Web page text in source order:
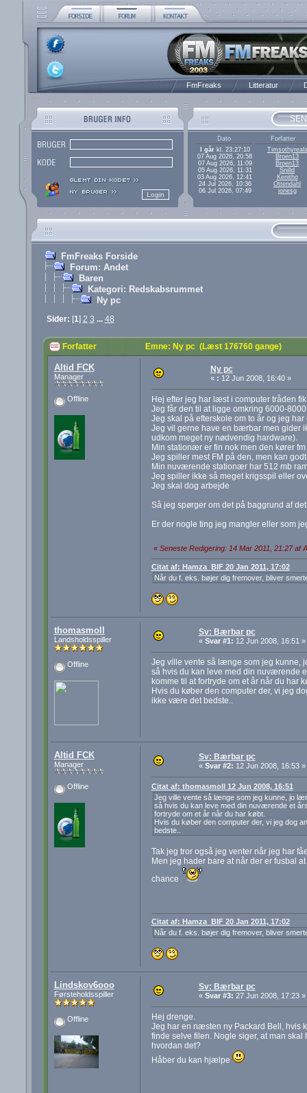
FmFreaks Litteratur
Dato
Forfatter
I gårkl. 23:27:10
Timsothyreala
07 Aug 2026, 20:58
Broen13
07 Aug 2026, 11:09
Broen13
05 Aug 2026, 11:31
Snilld
03 Aug 2026, 12:41
Kenitho
24 Jul 2026, 10:36
Ottendahl
06 Jul 2026, 07:49
jonesg
FmFreaks Forside
Forum: Andet
Baren
Kategori: Redskabsrummet
Ny pc
Sider: [1] 2 3 ... 48
Forfatter Emne: Ny pc (Læst 176760 gange)
Altid FCK
Manager
Offline
Ny pc
« : 12 Jun 2008, 16:40 »
Hej efter jeg har læst i computer tråden
Jeg får den til at ligge omkring 6000-8000
Jeg skal på efterskole om to år og jeg
Jeg vil gerne have en bærbar men gider
udkom meget ny nødvendig hardware).
Min stationær er fin nok men den kører
Jeg spiller mest FM på den, men kan
Min nuværende stationær har 512 mb
Jeg spiller ikke så meget krigsspil eller
Jeg skal dog arbejde
Så jeg spørger om det på baggrund af
Er der nogle ting jeg mangler eller som
« Seneste Redigering: 14 Mar 2011, 21:27 af
Citat af: Hamza_BIF 20 Jan 2011, 17:02
Når du f. eks. bøjer dig fremover, bliver
thomasmoll
Landsholdsspiller
Offline
Sv: Bærbar pc
« Svar #1: 12 Jun 2008, 16:51 »
Jeg ville vente så længe som jeg kunne,
så hvis du kan leve med din nuværende
komme til at fortryde om et år når du har
Hvis du køber den computer der, vi jeg
ikke være det bedste..
Altid FCK
Manager
Offline
Sv: Bærbar pc
« Svar #2: 12 Jun 2008, 16:53 »
Citat af: thomasmoll 12 Jun 2008, 16:51
Jeg ville vente så længe som jeg kunne, jo
så hvis du kan leve med din nuværende et
fortryde om et år når du har købt.
Hvis du køber den computer der, vi jeg dog
bedste..
Tak jeg tror også jeg venter når jeg har
Men jeg hader bare at når der er fusbal
chance
Citat af: Hamza_BIF 20 Jan 2011, 17:02
Når du f. eks. bøjer dig fremover, bliver
Lindskov6ooo
Førsteholdsspiller
Offline
Sv: Bærbar pc
« Svar #3: 27 Jun 2008, 17:23 »
Hej drenge.
Jeg har en næsten ny Packard Bell, hvis
finde selve filen. Nogle siger, at man
hvordan det?
Håber du kan hjælpe